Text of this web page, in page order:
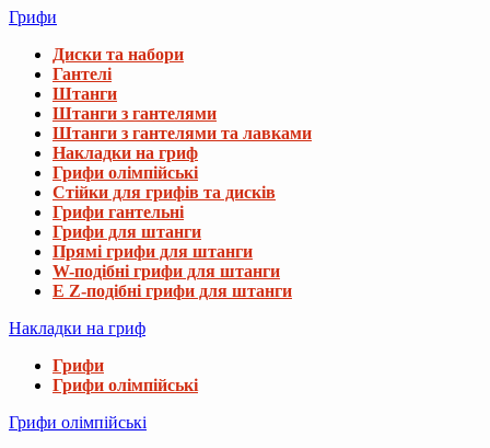
Грифи
Диски та набори
Гантелі
Штанги
Штанги з гантелями
Штанги з гантелями та лавками
Накладки на гриф
Грифи олімпійські
Стійки для грифів та дисків
Грифи гантельні
Грифи для штанги
Прямі грифи для штанги
W-подібні грифи для штанги
E Z-подібні грифи для штанги
Накладки на гриф
Грифи
Грифи олімпійські
Грифи олімпійські